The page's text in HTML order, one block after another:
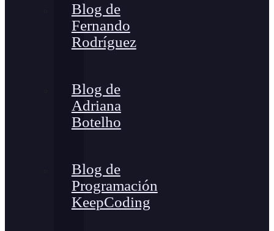
Blog de
Fernando
Rodríguez
Blog de
Adriana
Botelho
Blog de
Programación
KeepCoding